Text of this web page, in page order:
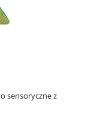
sensoryczne z